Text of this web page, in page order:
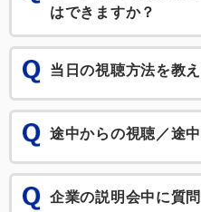
はできますか？
当日の視聴方法を教え
途中からの視聴／途
企業の説明会中に質